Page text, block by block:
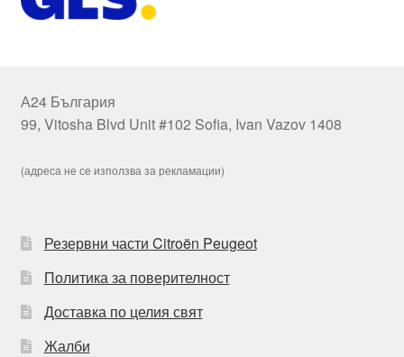
А24 България
99, Vitosha Blvd Unit #102 Sofia, Ivan Vazov 1408
(адреса не се използва за рекламации)
Резервни части Citroën Peugeot
Политика за поверителност
Доставка по целия свят
Жалби